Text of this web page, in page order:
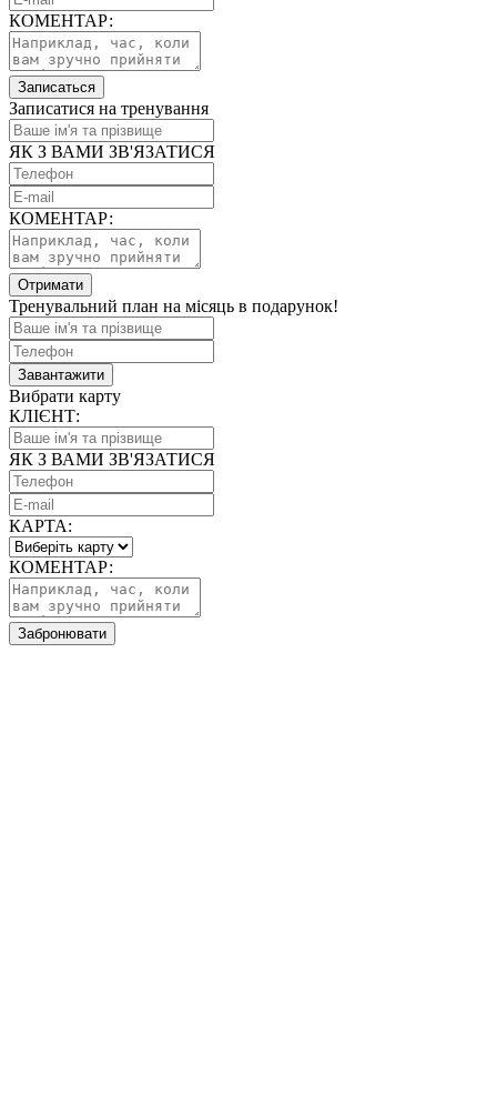
КОМЕНТАР:
Записаться
Записатися на тренування
ЯК З ВАМИ ЗВ'ЯЗАТИСЯ
КОМЕНТАР:
Отримати
Тренувальний план на місяць в подарунок!
Завантажити
Вибрати карту
КЛІЄНТ:
ЯК З ВАМИ ЗВ'ЯЗАТИСЯ
КАРТА:
КОМЕНТАР:
Забронювати